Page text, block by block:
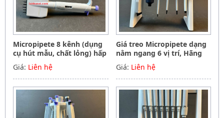
Micropipete 8 kênh (dụng
cụ hút mẫu, chất lỏng) hấp
tiệt trùng 0.5-10ul, Hãng
Phoenix instrument
Germany
Giá: Liên hệ
Giá treo Micropipete dạng
nằm ngang 6 vị trí, Hãng
Phoenix instrument
Germany
Giá: Liên hệ